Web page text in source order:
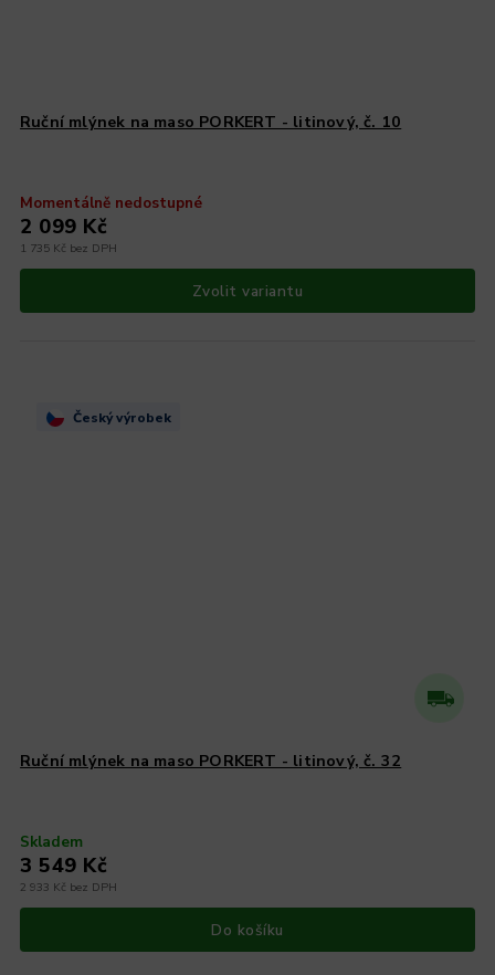
Ruční mlýnek na maso PORKERT - litinový, č. 10
Momentálně nedostupné
1 735 Kč bez DPH
2 099 Kč
Zvolit variantu
Český výrobek
Ruční mlýnek na maso PORKERT - litinový, č. 32
Skladem
2 933 Kč bez DPH
3 549 Kč
Do košíku